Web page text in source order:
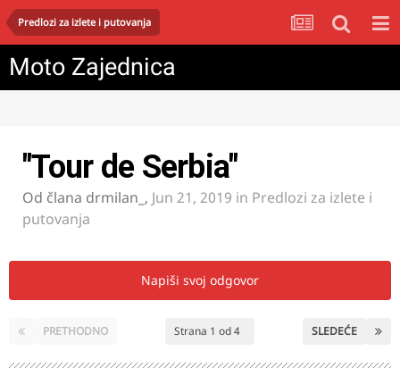
Predlozi za izlete i putovanja
Moto Zajednica
"Tour de Serbia"
Od člana drmilan_ , Jun 21, 2019 in Predlozi za izlete i
putovanja
Napiši svoj odgovor
PRETHODNO SLEDEĆE
Strana 1 od 4